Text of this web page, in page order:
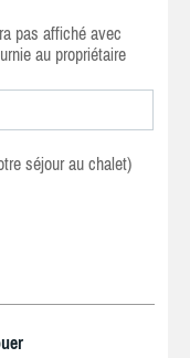
pas affiché avec
au propriétaire
séjour au chalet)